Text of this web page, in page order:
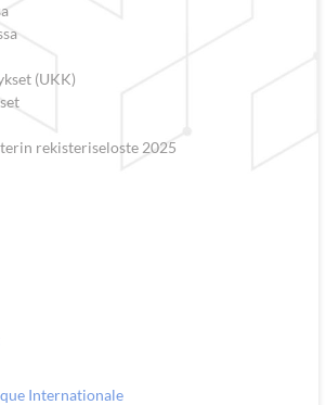
(UKK)
rekisteriseloste 2025
Internationale